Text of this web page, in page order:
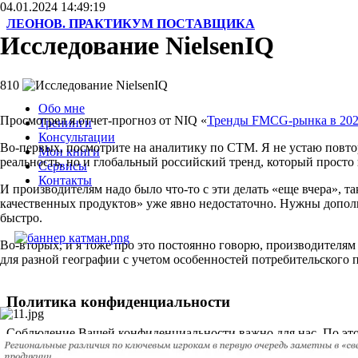
ЛЕОНОВ. ПРАКТИКУМ ПОСТАВЩИКА
Обо мне
Тренинги
Консультации
Мои книги
Сервисы
Контакты
04.01.2024 14:49:19
Исследование NielsenIQ
810
Просмотрел я отчет-прогноз от NIQ «Тренды FMCG-рынка в
Во-первых, посмотрите на аналитику по СТМ. Я не устаю
реальность, но и глобальный российский тренд, который
И производителям надо было что-то с эти делать «еще вчера»,
качественных продуктов» уже явно недостаточно. Нужны
быстро.
Во-вторых, и я тоже про это постоянно говорю,
для разной географии с учетом особенностей
Политика конфиденциальности
Соблюдение Вашей конфиденциальности важно для нас. По
информацию. Пожалуйста, ознакомьтесь с нашими правилами